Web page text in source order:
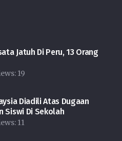
Jatuh Di Peru, 13 Orang
19
Diadili Atas Dugaan
Siswi Di Sekolah
11